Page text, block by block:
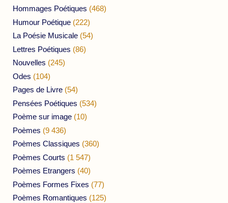
Hommages Poétiques (468)
Humour Poétique (222)
La Poésie Musicale (54)
Lettres Poétiques (86)
Nouvelles (245)
Odes (104)
Pages de Livre (54)
Pensées Poétiques (534)
Poème sur image (10)
Poèmes (9 436)
Poèmes Classiques (360)
Poèmes Courts (1 547)
Poèmes Etrangers (40)
Poèmes Formes Fixes (77)
Poèmes Romantiques (125)